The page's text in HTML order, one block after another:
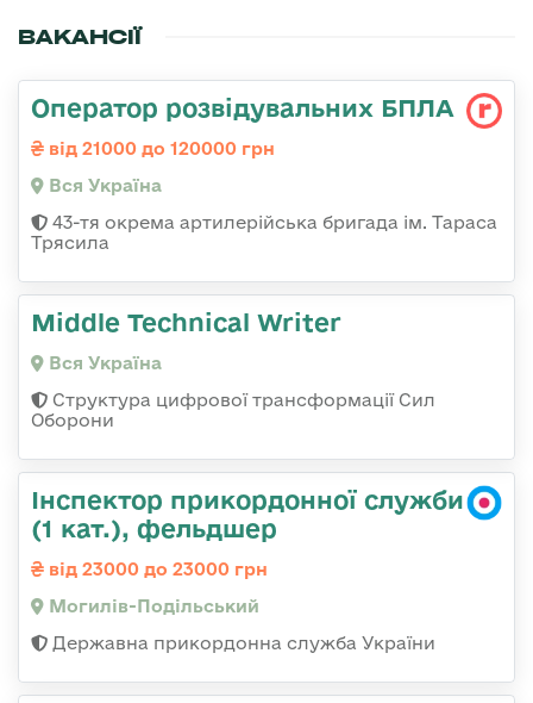
ВАКАНСІЇ
Оператор розвідувальних БПЛА
від 21000 до 120000 грн
Вся Україна
43-тя окрема артилерійська бригада ім. Тараса
Трясила
Middle Technical Writer
Вся Україна
Структура цифрової трансформації Сил
Оборони
Інспектор прикордонної служби
(1 кат.), фельдшер
від 23000 до 23000 грн
Могилів-Подільський
Державна прикордонна служба України